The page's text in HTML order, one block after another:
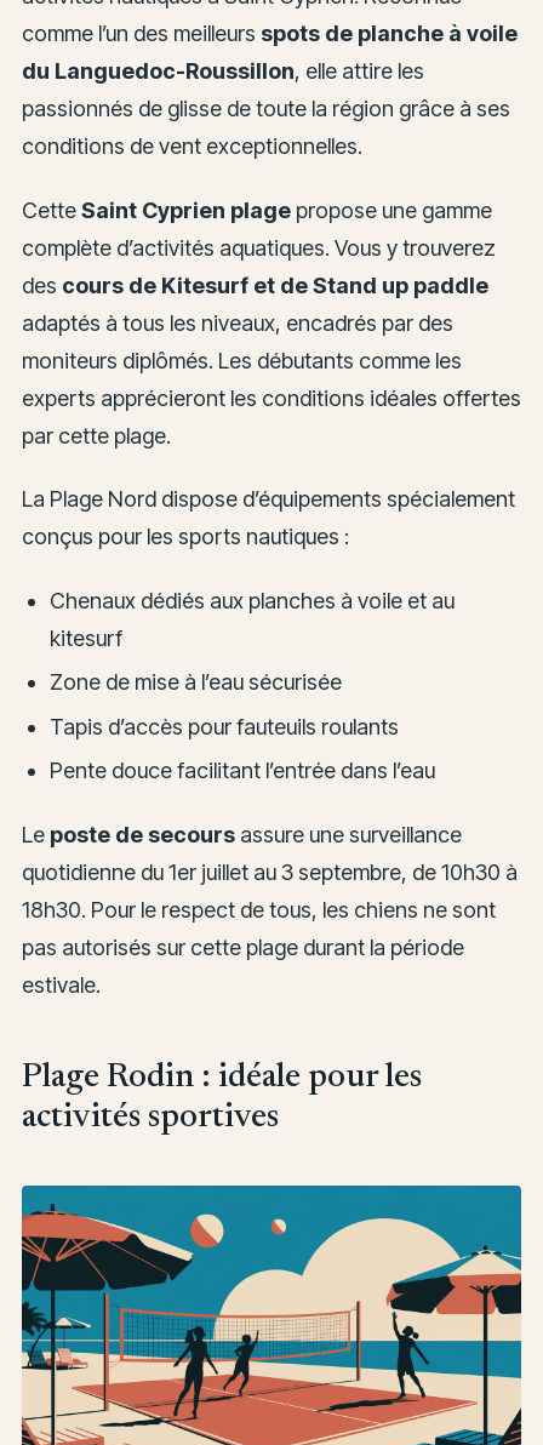
comme l’un des meilleurs spots de planche à voile
du Languedoc-Roussillon, elle attire les
passionnés de glisse de toute la région grâce à ses
conditions de vent exceptionnelles.
CetteSaint Cyprien plagepropose une gamme
complète d’activités aquatiques. Vous y trouverez
des cours de Kitesurf et de Stand up paddle
adaptés à tous les niveaux, encadrés par des
moniteurs diplômés. Les débutants comme les
experts apprécieront les conditions idéales offertes
par cette plage.
La Plage Nord dispose d’équipements spécialement
conçus pour les sports nautiques :
Chenaux dédiés aux planches à voile et au
kitesurf
Zone de mise à l’eau sécurisée
Tapis d’accès pour fauteuils roulants
Pente douce facilitant l’entrée dans l’eau
Le poste de secoursassure une surveillance
quotidienne du 1er juillet au 3 septembre, de 10h30 à
18h30. Pour le respect de tous, les chiens ne sont
pas autorisés sur cette plage durant la période
estivale.
Plage Rodin : idéale pour les
activités sportives